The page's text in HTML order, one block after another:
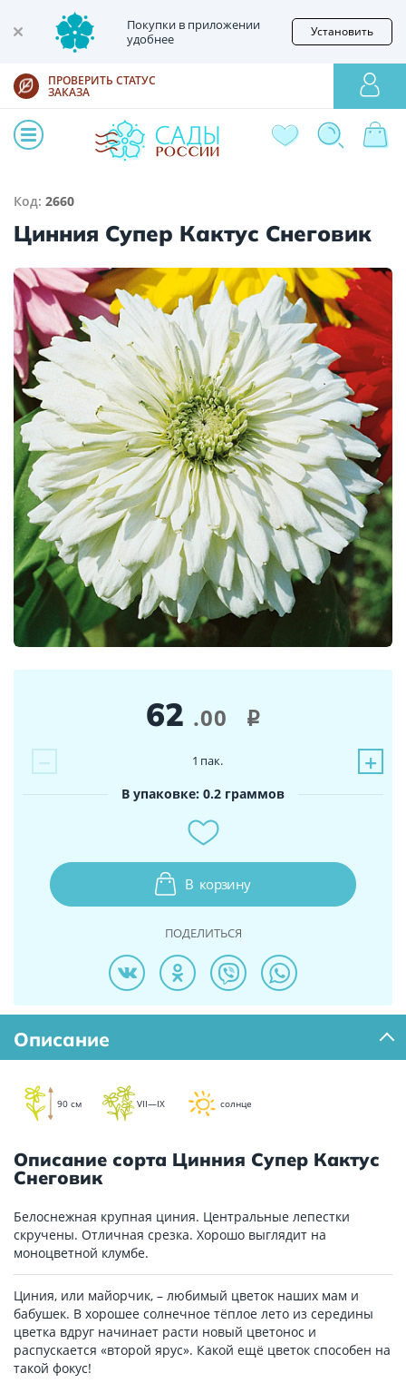
Покупки в приложении
удобнее
Установить
ПРОВЕРИТЬ СТАТУС
ЗАКАЗА
Код: 2660
Цинния Супер Кактус Снеговик
62 .00 i
− +
1 пак.
В упаковке: 0.2 граммов
В корзину
ПОДЕЛИТЬСЯ
Описание
90 см VII—IX солнце
Описание сорта Цинния Супер Кактус
Снеговик
Белоснежная крупная циния. Центральные лепестки
скручены. Отличная срезка. Хорошо выглядит на
моноцветной клумбе.
Циния, или майорчик, – любимый цветок наших мам и
бабушек. В хорошее солнечное тёплое лето из середины
цветка вдруг начинает расти новый цветонос и
распускается «второй ярус». Какой ещё цветок способен на
такой фокус!